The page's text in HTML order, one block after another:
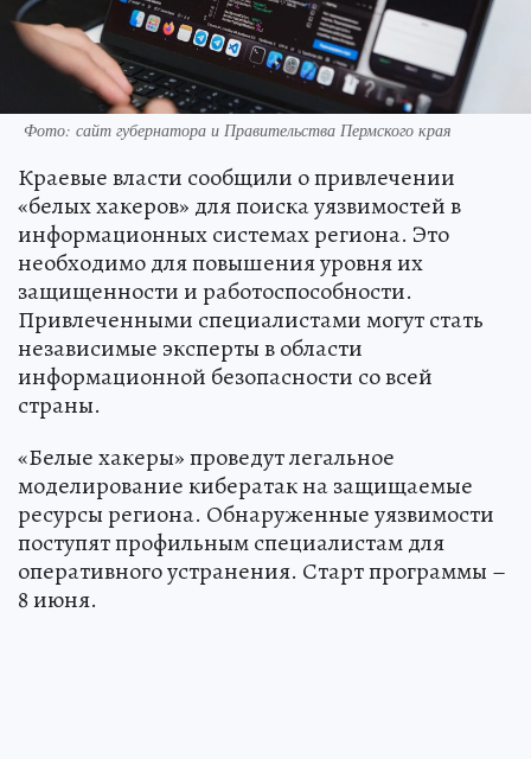
Фото: сайт губернатора и Правительства Пермского края
Краевые власти сообщили о привлечении
«белых хакеров» для поиска уязвимостей в
информационных системах региона. Это
необходимо для повышения уровня их
защищенности и работоспособности.
Привлеченными специалистами могут стать
независимые эксперты в области
информационной безопасности со всей
страны.
«Белые хакеры» проведут легальное
моделирование кибератак на защищаемые
ресурсы региона. Обнаруженные уязвимости
поступят профильным специалистам для
оперативного устранения. Старт программы –
8 июня.